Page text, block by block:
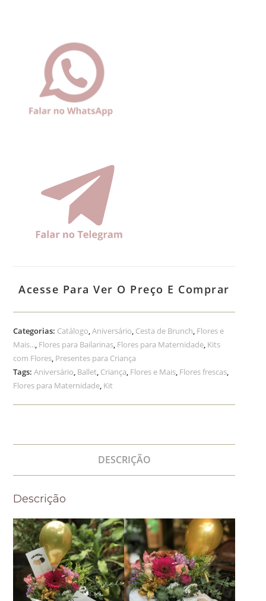
Acesse Para Ver O Preço E Comprar
Categorias: Catálogo ,Aniversário Cesta de Brunch Flores e
Mais... Flores para Bailarinas Flores para Maternidade Kits
com Flores Presentes para Criança
Tags:Aniversário Ballet Criança Flores e Mais Flores frescas
Flores para Maternidade Kit
DESCRIÇÃO
Descrição